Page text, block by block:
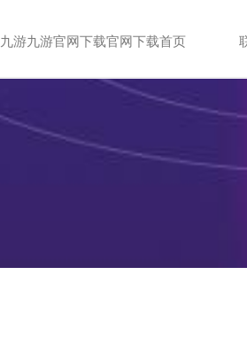
九游九游官网下载官网下载首页